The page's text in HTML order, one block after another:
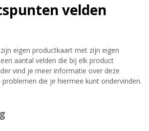
velden
eigen productkaart met zijn eigen
aantal velden die bij elk product
vind je meer informatie over deze
die je hiermee kunt ondervinden.